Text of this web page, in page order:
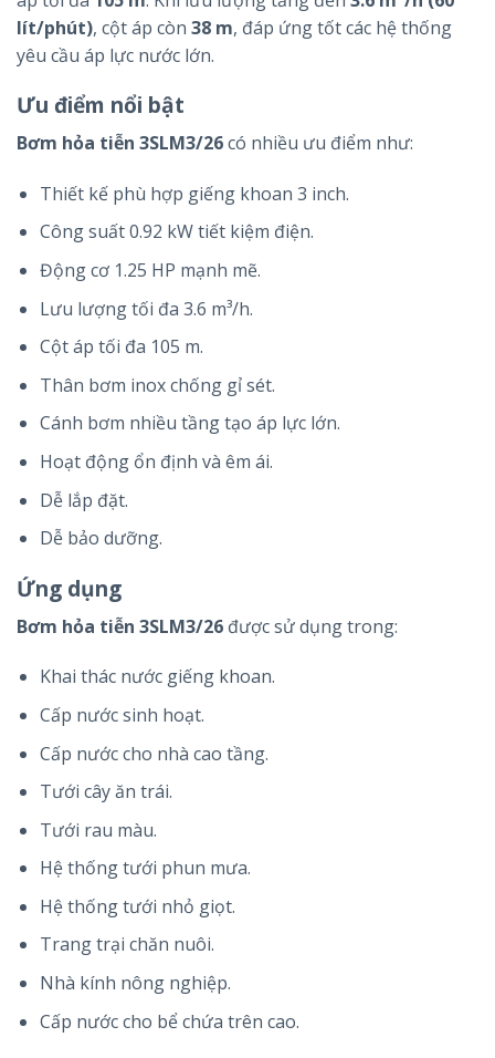
lít/phút), cột áp còn 38 m, đáp ứng tốt các hệ thống
yêu cầu áp lực nước lớn.
Ưu điểm nổi bật
Bơm hỏa tiễn 3SLM3/26có nhiều ưu điểm như:
Thiết kế phù hợp giếng khoan 3 inch.
Công suất 0.92 kW tiết kiệm điện.
Động cơ 1.25 HP mạnh mẽ.
Lưu lượng tối đa 3.6 m³/h.
Cột áp tối đa 105 m.
Thân bơm inox chống gỉ sét.
Cánh bơm nhiều tầng tạo áp lực lớn.
Hoạt động ổn định và êm ái.
Dễ lắp đặt.
Dễ bảo dưỡng.
Ứng dụng
Bơm hỏa tiễn 3SLM3/26 được sử dụng trong:
Khai thác nước giếng khoan.
Cấp nước sinh hoạt.
Cấp nước cho nhà cao tầng.
Tưới cây ăn trái.
Tưới rau màu.
Hệ thống tưới phun mưa.
Hệ thống tưới nhỏ giọt.
Trang trại chăn nuôi.
Nhà kính nông nghiệp.
Cấp nước cho bể chứa trên cao.